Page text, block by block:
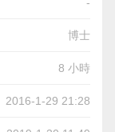
博士
8 小時
2016-1-29 21:28